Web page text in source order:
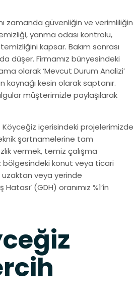
zamanda güvenliğin ve verimliliğin
yanma odası kontrolü,
kapsar. Bakım sonrası
düşer. Firmamız bünyesindeki
olarak ‘Mevcut Durum Analizi’
kaynağı kesin olarak saptanır.
müşterimizle paylaşılarak
içerisindeki projelerimizde
şartnamelerine tam
vermek, temiz çalışma
bölgesindeki konut veya ticari
uzaktan veya yerinde
(GDH) oranımız %1’in